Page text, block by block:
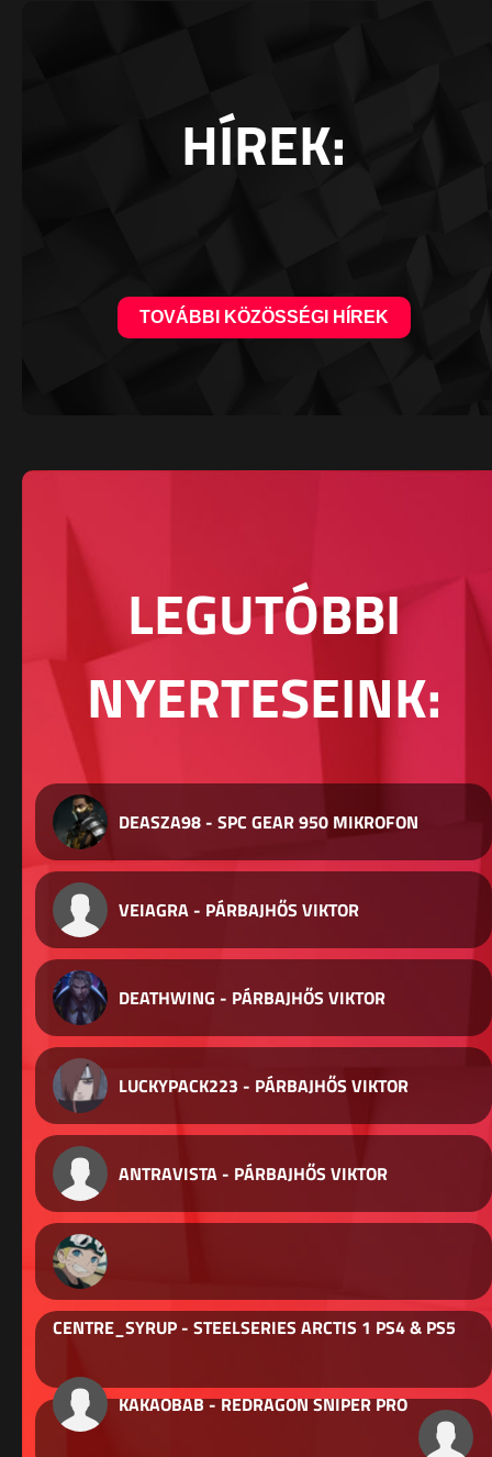
HÍREK:
TOVÁBBI KÖZÖSSÉGI HÍREK
LEGUTÓBBI
NYERTESEINK:
DEASZA98 - SPC GEAR 950 MIKROFON
VEIAGRA - PÁRBAJHŐS VIKTOR
DEATHWING - PÁRBAJHŐS VIKTOR
LUCKYPACK223 - PÁRBAJHŐS VIKTOR
ANTRAVISTA - PÁRBAJHŐS VIKTOR
CENTRE_SYRUP - STEELSERIES ARCTIS 1 PS4 & PS5
KAKAOBAB - REDRAGON SNIPER PRO